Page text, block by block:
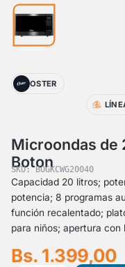
OSTER
Microondas de
Boton
SKU: BOGKCWG20040
Capacidad 20 litros;
potencia; 8 programas
función recalentado;
para niños; apertura
Bs. 1.399,00